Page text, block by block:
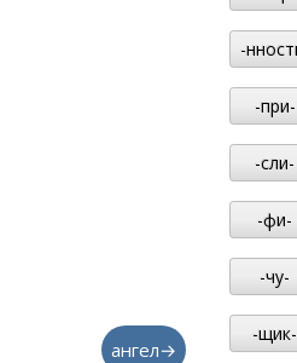
ангел→
-
-при-
-сли-
-фи-
-чу-
-щик-